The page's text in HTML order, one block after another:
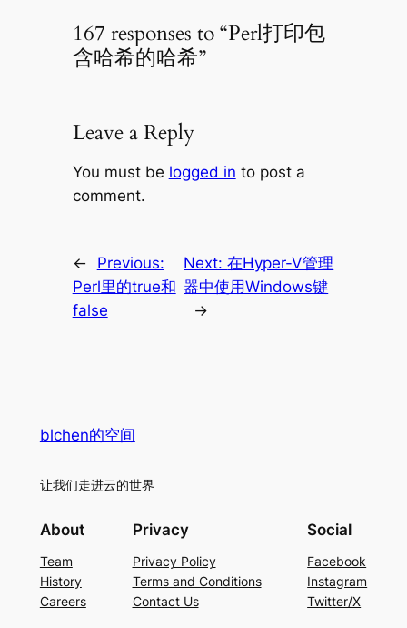
167 responses to “Perl打印包
含哈希的哈希”
Leave a Reply
You must be logged in to post a
comment.
←
Previous:
Perl里的true和
false
Next:在Hyper-V管理
器中使用Windows键
→
blchen的空间
让我们走进云的世界
About
Team
History
Careers
Privacy
Privacy Policy
Terms and Conditions
Contact Us
Social
Facebook
Instagram
Twitter/X